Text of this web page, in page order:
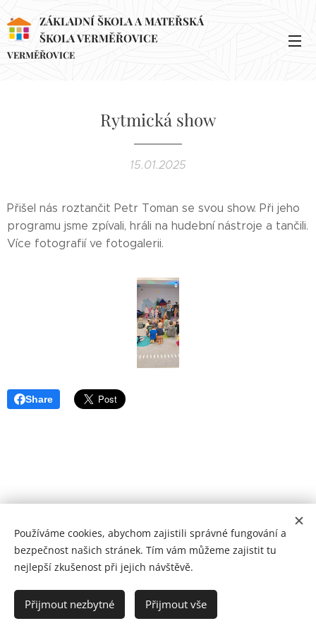
ZÁKLADNÍ ŠKOLA A MATEŘSKÁ
ŠKOLA VERMĚŘOVICE
VERMĚŘOVICE
Rytmická show
15.01.2025
Přišel nás roztančit Petr Toman se svou show. Při jeho
programu jsme zpívali, hráli na hudební nástroje a tančili.
Více fotografií ve fotogalerii.
Share
2024 ZŠ a MŠ Verměřovice
Vytvořeno službou
Webnode
Používáme cookies, abychom zajistili správné fungování a
bezpečnost našich stránek. Tím vám můžeme zajistit tu
nejlepší zkušenost při jejich návštěvě.
Přijmout nezbytné Přijmout vše